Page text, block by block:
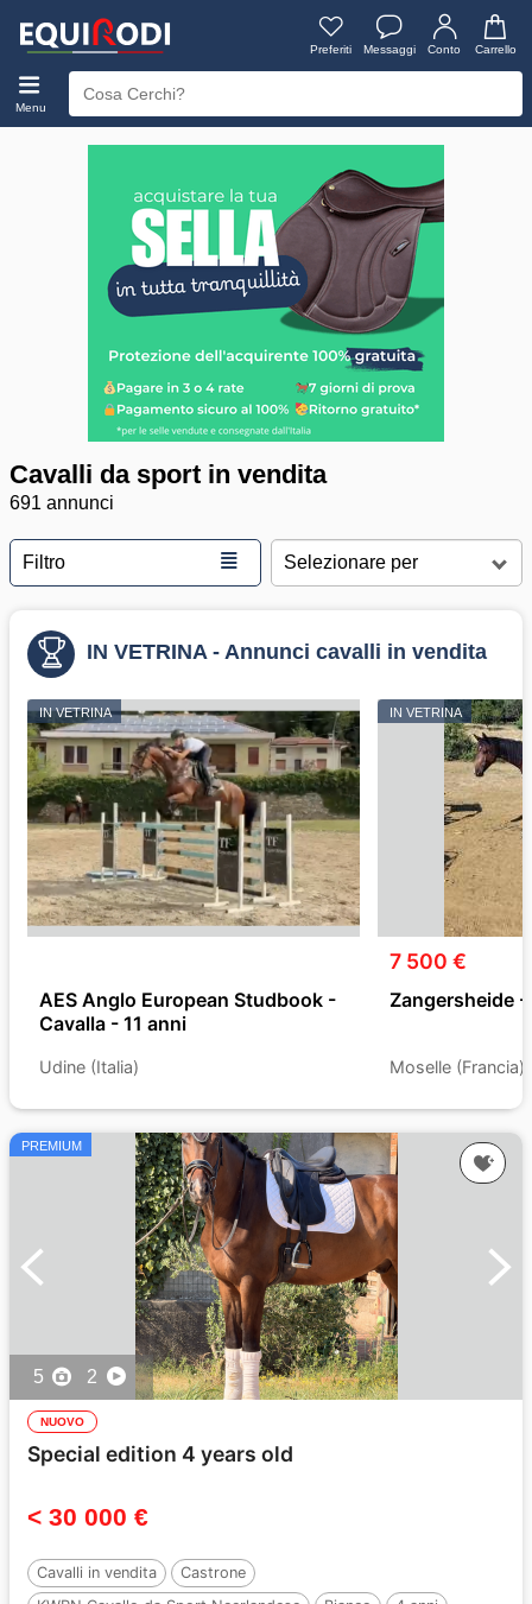
Preferiti Messaggi Conto Carrello
Menu
Cavalli da sport in vendita
691 annunci
Filtro ≣
IN VETRINA - Annunci cavalli in vendita
IN VETRINA
AES Anglo European Studbook -
Cavalla - 11 anni
Udine (Italia)
IN VETRINA
7 500 €
Zangersheide
Moselle (Francia)
PREMIUM
5 2
NUOVO
Special edition 4 years old
< 30 000 €
Cavalli in vendita
Castrone